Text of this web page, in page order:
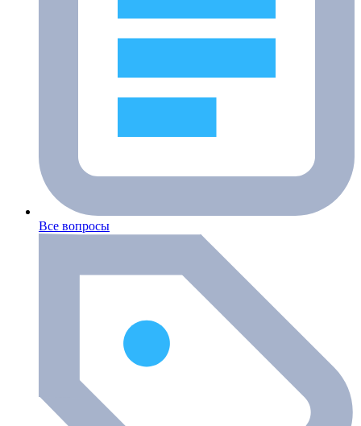
Все вопросы